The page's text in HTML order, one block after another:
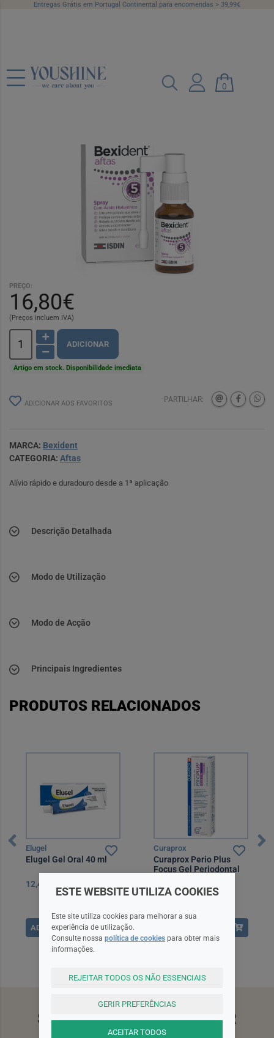
Entregas Grátis em Portugal Continental para encomendas > 39,99€
0
Bexident Aftas Spray 15ml
Ref.: 6041822
PREÇO:
16,80€
(Preços incluem IVA)
ADICIONAR
Artigo em stock. Disponibilidade imediata
ADICIONAR AOS FAVORITOS PARTILHAR:
MARCA: Bexident
CATEGORIA: Aftas
Alívio rápido e duradouro desde a 1ª aplicação
Descrição Detalhada
Modo de Utilização
Modo de Acção
Principais Ingredientes
PRODUTOS RELACIONADOS
Elugel
Elugel Gel Oral 40 ml
12,49EUR
ADICIONAR
Curaprox
Curaprox Perio Plus
Focus Gel Periodontal
SUBSCREVA A NEWSLETTER
ESTE WEBSITE UTILIZA COOKIES
Este site utiliza cookies para melhorar a sua
experiência de utilização.
Consulte nossa política de cookies para obter mais
informações.
REJEITAR TODOS OS NÃO ESSENCIAIS
GERIR PREFERÊNCIAS
ACEITAR TODOS